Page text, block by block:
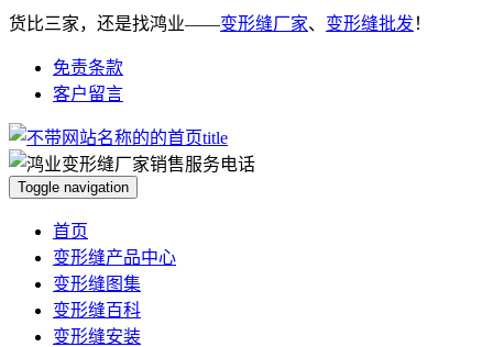
货比三家，还是找鸿业——变形缝厂家、 变形缝批发 ！
免责条款
客户留言
Toggle navigation
首页
变形缝产品中心
变形缝图集
变形缝百科
变形缝安装